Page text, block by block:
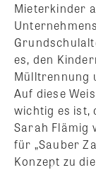
Mieterkinder
es, den
Mülltrennung
Auf diese
wichtig es ist,
Sarah Flämig
für „Sauber
Konzept zu